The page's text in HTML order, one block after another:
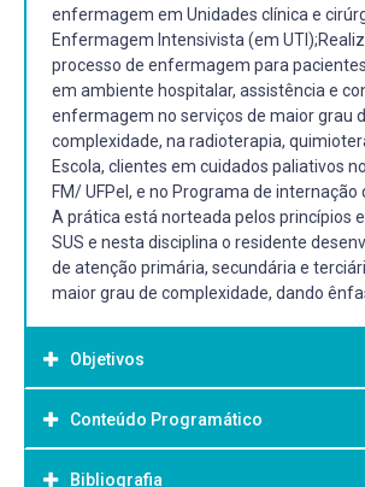
enfermagem em Unidades clínica e
Enfermagem Intensivista (em
processo de enfermagem para
em ambiente hospitalar, assistência e
enfermagem no serviços de maior grau
complexidade, na radioterapia,
Escola, clientes em cuidados paliativos
FM/ UFPel, e no Programa de internação
A prática está norteada pelos princípios
SUS e nesta disciplina o residente
de atenção primária, secundária e
maior grau de complexidade, dando
Objetivos
Objetivo Geral:
Capacitar os residentes da área da
Conteúdo Programático
Bibliografia